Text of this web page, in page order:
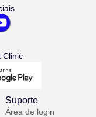
Clinic
Suporte
Área de login